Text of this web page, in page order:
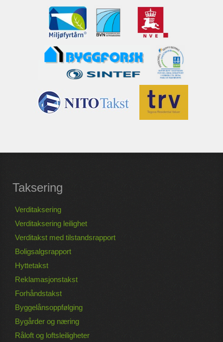
Taksering
Verditaksering
Verditaksering leilighet
Verditakst med tilstandsrapport
Boligsalgsrapport
Hyttetakst
Reklamasjonstakst
Forhåndstakst
Byggelånsoppfølging
Bygårder og næring
Råloft og loftsleiligheter